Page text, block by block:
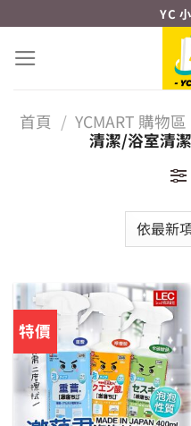
content
YC
首頁 / YCMART 購物區
清潔/浴室清
特價